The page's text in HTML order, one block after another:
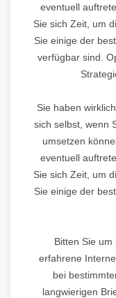
eventuell
Sie sich Zeit, um
Sie einige der
verfügbar sind.
Sie haben
sich selbst, wenn
umsetzen
eventuell
Sie sich Zeit, um
Sie einige der
Bitten Sie um
erfahrene
bei
langwierigen